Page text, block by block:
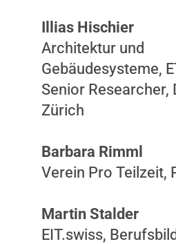
Illias Hischier
Architektur und
Gebäudesysteme,
Senior Researcher,
Zürich
Barbara Rimml
Verein Pro Teilzeit,
Martin Stalder
EIT.swiss,